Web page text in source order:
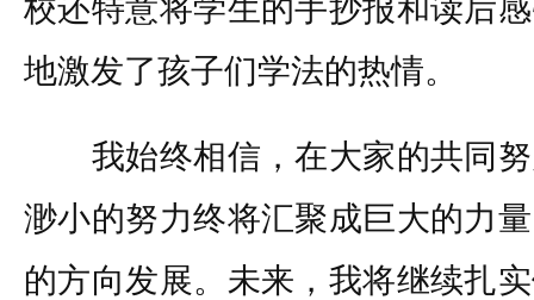
校还特意将学生的手抄报和读后
地激发了孩子们学法的热情。
我始终相信，在大家的共同努
渺小的努力终将汇聚成巨大的力
的方向发展。未来，我将继续扎